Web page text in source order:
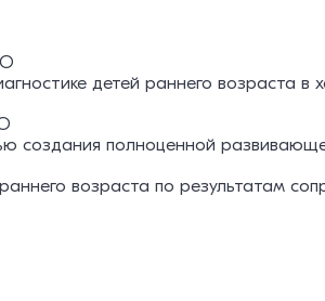
детей раннего
создания полноценной
возраста по результатам